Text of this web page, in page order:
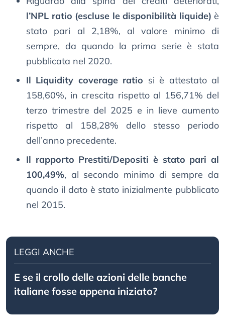
l’NPL ratio (escluse le disponibilità liquide) è
stato pari al 2,18%, al valore minimo di
sempre, da quando la prima serie è stata
pubblicata nel 2020.
Il Liquidity coverage ratio si è attestato al
158,60%, in crescita rispetto al 156,71% del
terzo trimestre del 2025 e in lieve aumento
rispetto al 158,28% dello stesso periodo
dell’anno precedente.
Il rapporto Prestiti/Depositi è stato pari al
100,49%, al secondo minimo di sempre da
quando il dato è stato inizialmente pubblicato
nel 2015.
LEGGI ANCHE
E se il crollo delle azioni delle banche
italiane fosse appena iniziato?